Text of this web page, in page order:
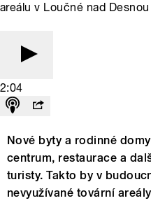
areálu v Loučné nad
2:04
Nové byty a rodinné
centrum, restaurace a
turisty. Takto by v
nevyužívané tovární